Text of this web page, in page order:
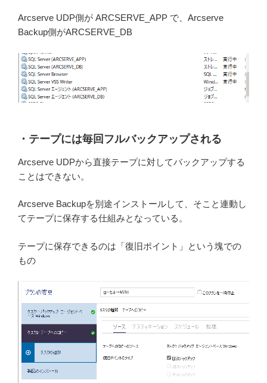
Arcserve UDP側が ARCSERVE_APP で、Arcserve
Backup側がARCSERVE_DB
・テープには毎回フルバックアップされる
Arcserve UDPから直接テープに対してバックアップする
ことはできない。
Arcserve Backupを別途インストールして、そこと連動し
てテープに保存する仕組みとなっている。
テープに保存できるのは「復旧ポイント」という塊での
もの